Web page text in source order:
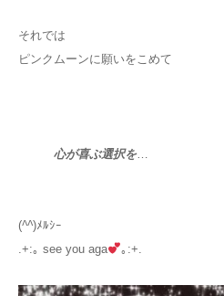
それでは
ピンクムーンに願いをこめて
心が喜ぶ選択を…
(^^)ﾒﾙｼｰ
.+:｡ see you aga
｡:+.